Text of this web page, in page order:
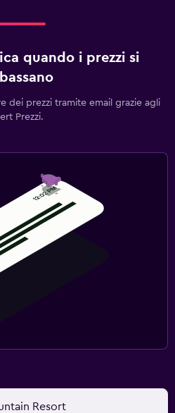
quando i prezzi si
dei prezzi tramite email grazie agli
Prezzi.
Resort